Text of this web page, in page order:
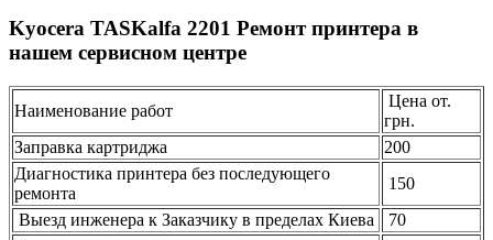
Kyocera TASKalfa 2201 Ремонт принтера в
нашем сервисном центре
Наименование работ
Цена от.
грн.
Заправка картриджа
200
Диагностика принтера без последующего
ремонта
150
Выезд инженера к Заказчику в пределах Киева
70